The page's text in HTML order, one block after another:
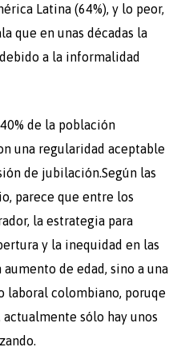
Latina (64%), y lo peor,
que en unas décadas la
a la informalidad
de la población
una regularidad aceptable
de jubilación.Según las
parece que entre los
la estrategia para
y la inequidad en las
de edad, sino a una
laboral colombiano, poruqe
sólo hay unos